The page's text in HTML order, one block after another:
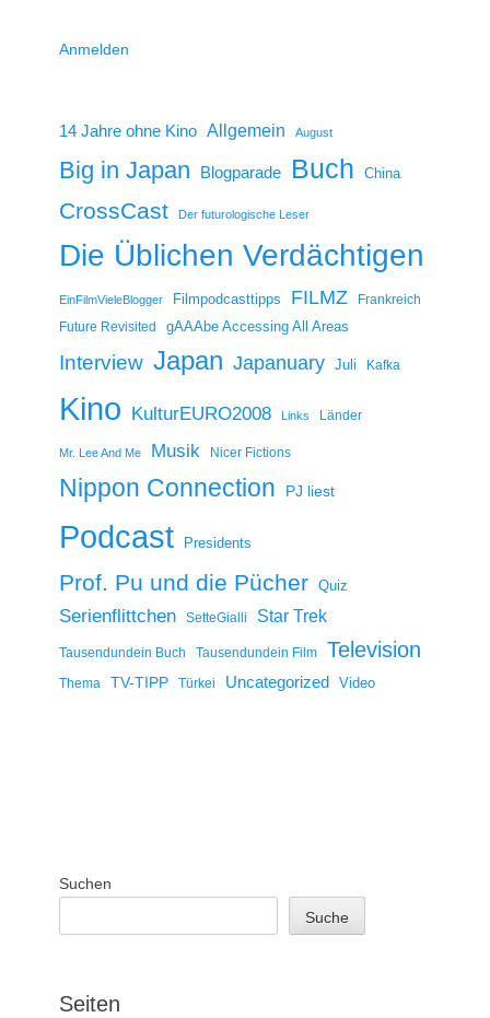
Anmelden
14 Jahre ohne Kino Allgemein August
Big in Japan Blogparade Buch China
CrossCast Der futurologische Leser
Die Üblichen Verdächtigen
EinFilmVieleBlogger Filmpodcasttipps FILMZ
Frankreich
Future Revisited
gAAAbe Accessing All Areas
Interview Japan Japanuary Juli Kafka
Kino KulturEURO2008 Links Länder
Mr. Lee And Me Musik Nicer Fictions
Nippon Connection PJ liest
Podcast Presidents
Prof. Pu und die Pücher Quiz
Serienflittchen SetteGialli Star Trek
Tausendundein Buch Tausendundein Film Television
Thema TV-TIPP Türkei Uncategorized Video
Suchen
Suche
Seiten